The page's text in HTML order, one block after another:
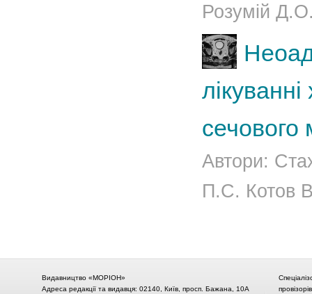
Розумій
сечового
Автори:
П.С. Котов
Видавництво «МОРІОН»
Адреса редакції та видавця: 02140, Київ, просп. Бажана, 10А